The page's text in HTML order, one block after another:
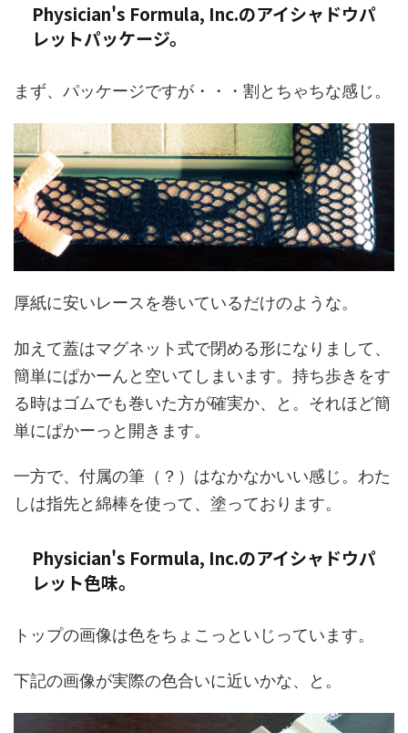
Physician's Formula, Inc.のアイシャドウパ
レットパッケージ。
まず、パッケージですが・・・割とちゃちな感じ。
厚紙に安いレースを巻いているだけのような。
加えて蓋はマグネット式で閉める形になりまして、
簡単にぱかーんと空いてしまいます。持ち歩きをす
る時はゴムでも巻いた方が確実か、と。それほど簡
単にぱかーっと開きます。
一方で、付属の筆（？）はなかなかいい感じ。わた
しは指先と綿棒を使って、塗っております。
Physician's Formula, Inc.のアイシャドウパ
レット色味。
トップの画像は色をちょこっといじっています。
下記の画像が実際の色合いに近いかな、と。